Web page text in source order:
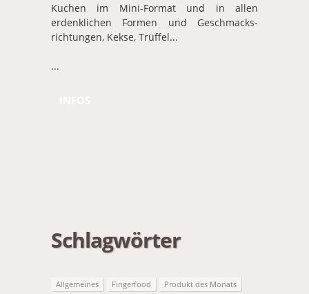
Kuchen im Mini-Format und in allen
erdenklichen Formen und Geschmacks-
richtungen, Kekse, Trüffel...
...
Schlagwörter
Allgemeines Fingerfood
Produkt des Monats